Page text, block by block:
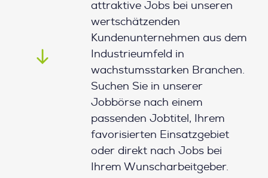
attraktive Jobs bei unseren
wertschätzenden
Kundenunternehmen aus dem
Industrieumfeld in
wachstumsstarken Branchen.
Suchen Sie in unserer
Jobbörse nach einem
passenden Jobtitel, Ihrem
favorisierten Einsatzgebiet
oder direkt nach Jobs bei
Ihrem Wunscharbeitgeber.